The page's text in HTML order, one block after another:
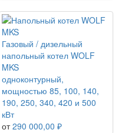
Газовый / дизельный
напольный котел WOLF
MKS
одноконтурный,
мощностью 85, 100, 140,
190, 250, 340, 420 и 500
кВт
от 290 000,00 ₽